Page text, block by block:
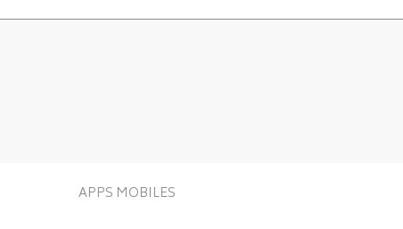
APPS MOBILES